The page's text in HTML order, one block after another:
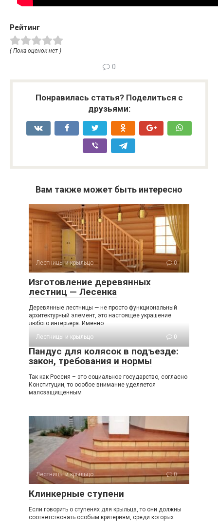
Рейтинг
( Пока оценок нет )
0
Понравилась статья? Поделиться с
друзьями:
Вам также может быть интересно
Лестницы и крыльцо 0
Изготовление деревянных
лестниц — Лесенка
Деревянные лестницы — не просто функциональный
архитектурный элемент, это настоящее украшение
любого интерьера. Именно
Лестницы и крыльцо
0
Пандус для колясок в подъезде:
закон, требования и нормы
Так как Россия – это социальное государство, согласно
Конституции, то особое внимание уделяется
малозащищенным
Лестницы и крыльцо 0
Клинкерные ступени
Если говорить о ступенях для крыльца, то они должны
соответствовать особым критериям, среди которых